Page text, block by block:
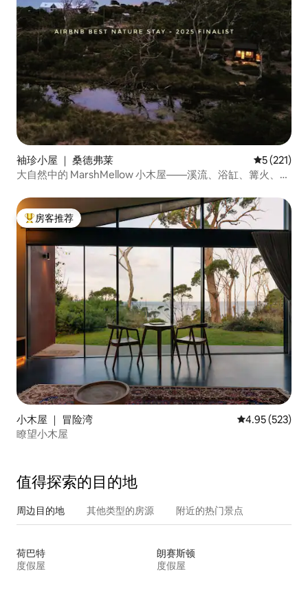
袖珍小屋 ｜ 桑德弗莱 平均评分 5
5 (221)
大自然中的 MarshMellow 小木屋——溪流、浴缸、篝火、海
热门「房客推荐」
房客推荐
小木屋 ｜ 冒险湾 平均评分 4.95
4.95 (523)
瞭望小木屋
值得探索的目的地
周边目的地 其他类型的房源 附近的热门景点
荷巴特
度假屋
朗赛斯顿
度假屋